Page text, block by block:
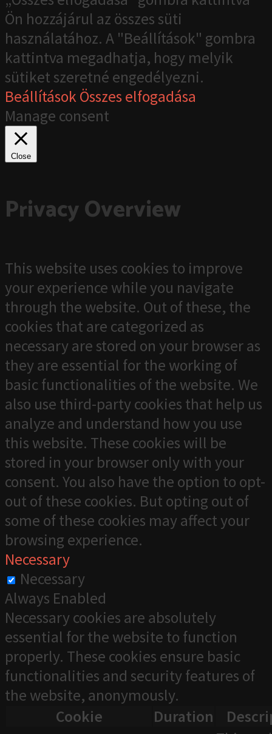
Ön hozzájárul az összes süti
használatához. A "Beállítások" gombra
kattintva megadhatja, hogy melyik
sütiket szeretné engedélyezni.
BeállításokÖsszes elfogadása
Manage consent
Close
Privacy Overview
This website uses cookies to improve
your experience while you navigate
through the website. Out of these, the
cookies that are categorized as
necessary are stored on your browser as
they are essential for the working of
basic functionalities of the website. We
also use third-party cookies that help us
analyze and understand how you use
this website. These cookies will be
stored in your browser only with your
consent. You also have the option to opt-
out of these cookies. But opting out of
some of these cookies may affect your
browsing experience.
Necessary
Necessary
Always Enabled
Necessary cookies are absolutely
essential for the website to function
properly. These cookies ensure basic
functionalities and security features of
the website, anonymously.
Cookie
Duration